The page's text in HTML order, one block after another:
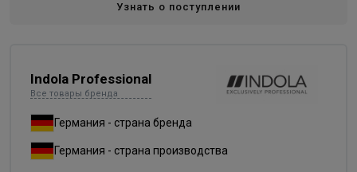
Узнать о поступлении
Indola Professional
Все товары бренда
Германия - страна бренда
Германия - страна производства